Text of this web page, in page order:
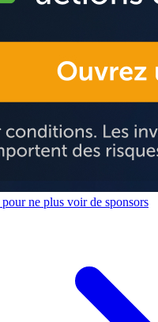
ne plus voir de sponsors